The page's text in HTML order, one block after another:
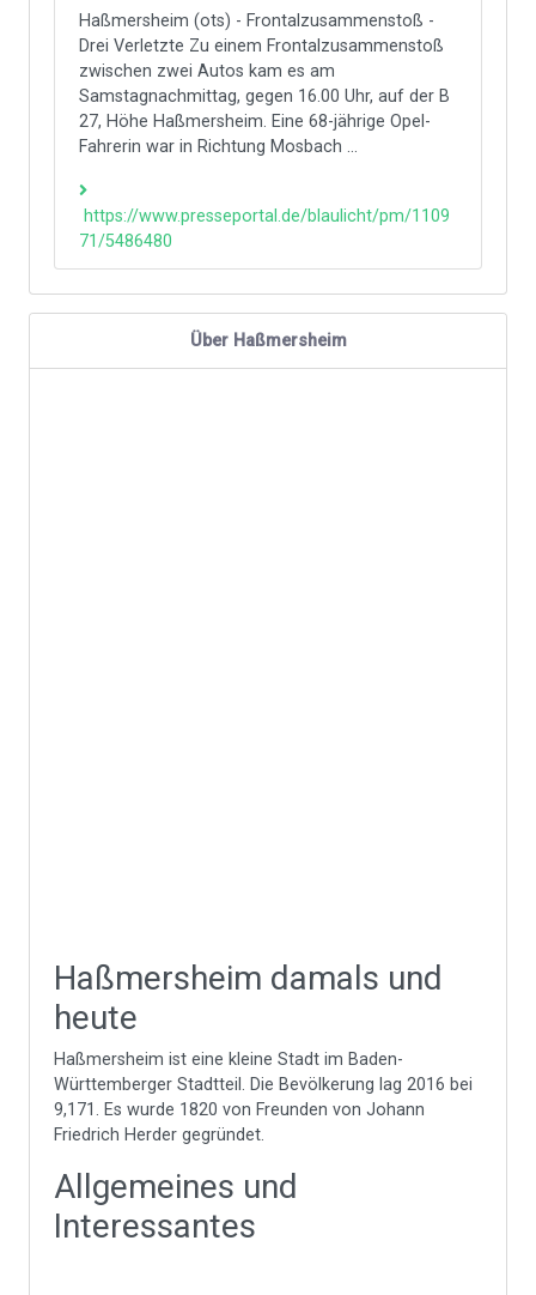
Haßmersheim (ots) - Frontalzusammenstoß -
Drei Verletzte Zu einem Frontalzusammenstoß
zwischen zwei Autos kam es am
Samstagnachmittag, gegen 16.00 Uhr, auf der B
27, Höhe Haßmersheim. Eine 68-jährige Opel-
Fahrerin war in Richtung Mosbach ...
https://www.presseportal.de/blaulicht/pm/1109
71/5486480
Über Haßmersheim
Haßmersheim damals und
heute
Haßmersheim ist eine kleine Stadt im Baden-
Württemberger Stadtteil. Die Bevölkerung lag 2016 bei
9,171. Es wurde 1820 von Freunden von Johann
Friedrich Herder gegründet.
Allgemeines und
Interessantes